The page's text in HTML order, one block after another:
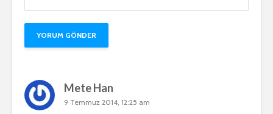
Mete Han
9 Temmuz 2014, 12:25 am